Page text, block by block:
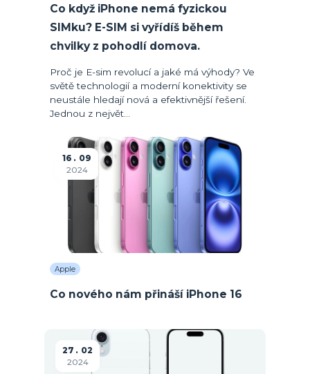
Co když iPhone nemá fyzickou
SIMku? E-SIM si vyřídíš během
chvilky z pohodlí domova.
Proč je E-sim revolucí a jaké má výhody? Ve
světě technologií a moderní konektivity se
neustále hledají nová a efektivnější řešení.
Jednou z největ...
16
09
2024
Apple
Co nového nám přináší iPhone 16
27
02
2024